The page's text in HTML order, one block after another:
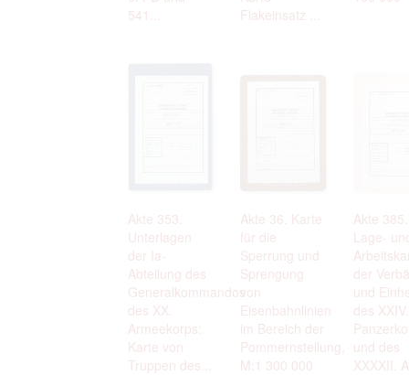
541...
Flakeinsatz ...
Akte 353.
Unterlagen
der Ia-
Abteilung des
Generalkommandos
des XX.
Armeekorps:
Karte von
Truppen des...
Akte 36. Karte
für die
Sperrung und
Sprengung
von
Eisenbahnlinien
im Bereich der
Pommernstellung,
M:1 300 000
Akte 385.
Lage-
der
und
des XXIV.
und des
XXXXII.